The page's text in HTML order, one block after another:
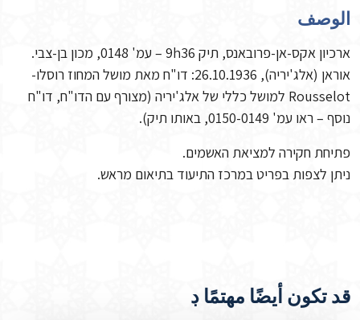
الوصف
ארכיון אקס-אן-פרובאנס, תיק 9h36 – עמ' 0148, מכון בן-צבי.
אוראן (אלג'יריה), 26.10.1936: דו"ח מאת מושל המחוז רוסלו-
Rousselot למושל כללי של אלג'יריה (מצורף עם הדו"ח, דו"ח
נוסף – ראו עמ' 0150-0149, באותו תיק).
פתיחת חקירה למציאת האשמים.
ניתן לצפות בפריט במרכז התיעוד בתיאום מראש.
قد تكون أيضًا مهتمًا ڊ